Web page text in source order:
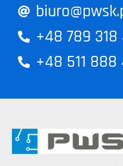
+48 789 318
+48 511 888